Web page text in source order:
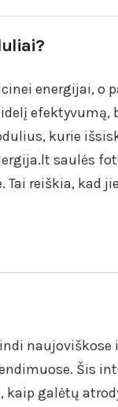
energijai, o
efektyvumą,
kurie
saulės
reiškia, kad
naujoviškose
Šis
galėtų